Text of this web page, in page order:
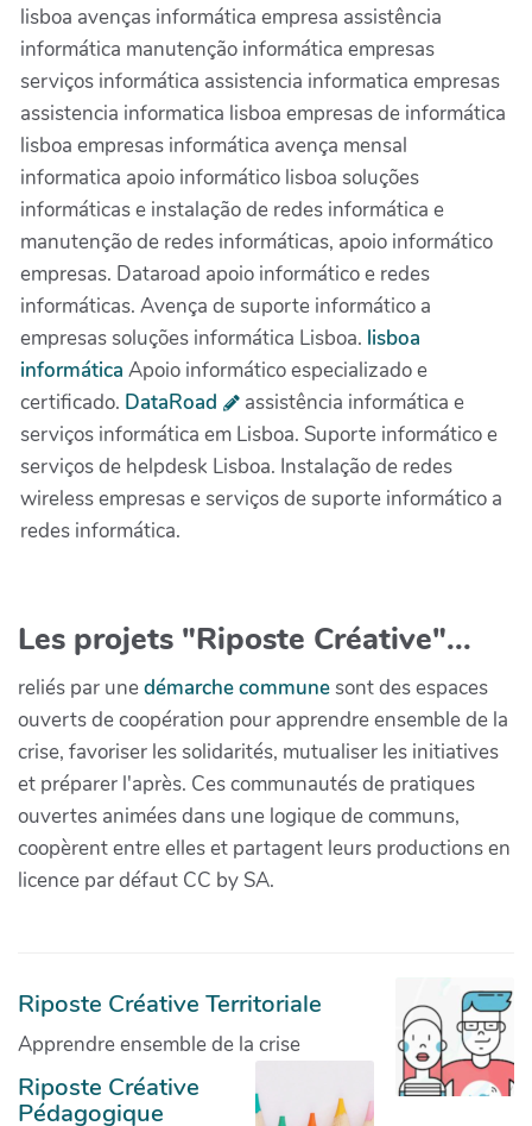
lisboa avenças informática empresa assistência
informática manutenção informática empresas
serviços informática assistencia informatica empresas
assistencia informatica lisboa empresas de informática
lisboa empresas informática avença mensal
informatica apoio informático lisboa soluções
informáticas e instalação de redes informática e
manutenção de redes informáticas, apoio informático
empresas. Dataroad apoio informático e redes
informáticas. Avença de suporte informático a
empresas soluções informática Lisboa. lisboa
informática Apoio informático especializado e
certificado. DataRoad
assistência informática e
serviços informática em Lisboa. Suporte informático e
serviços de helpdesk Lisboa. Instalação de redes
wireless empresas e serviços de suporte informático a
redes informática.
Les projets "Riposte Créative"...
reliés par unedémarche communesont des espaces
ouverts de coopération pour apprendre ensemble de la
crise, favoriser les solidarités, mutualiser les initiatives
et préparer l'après. Ces communautés de pratiques
ouvertes animées dans une logique de communs,
coopèrent entre elles et partagent leurs productions en
licence par défaut CC by SA.
Riposte Créative Territoriale
Apprendre ensemble de la crise
Riposte Créative
Pédagogique